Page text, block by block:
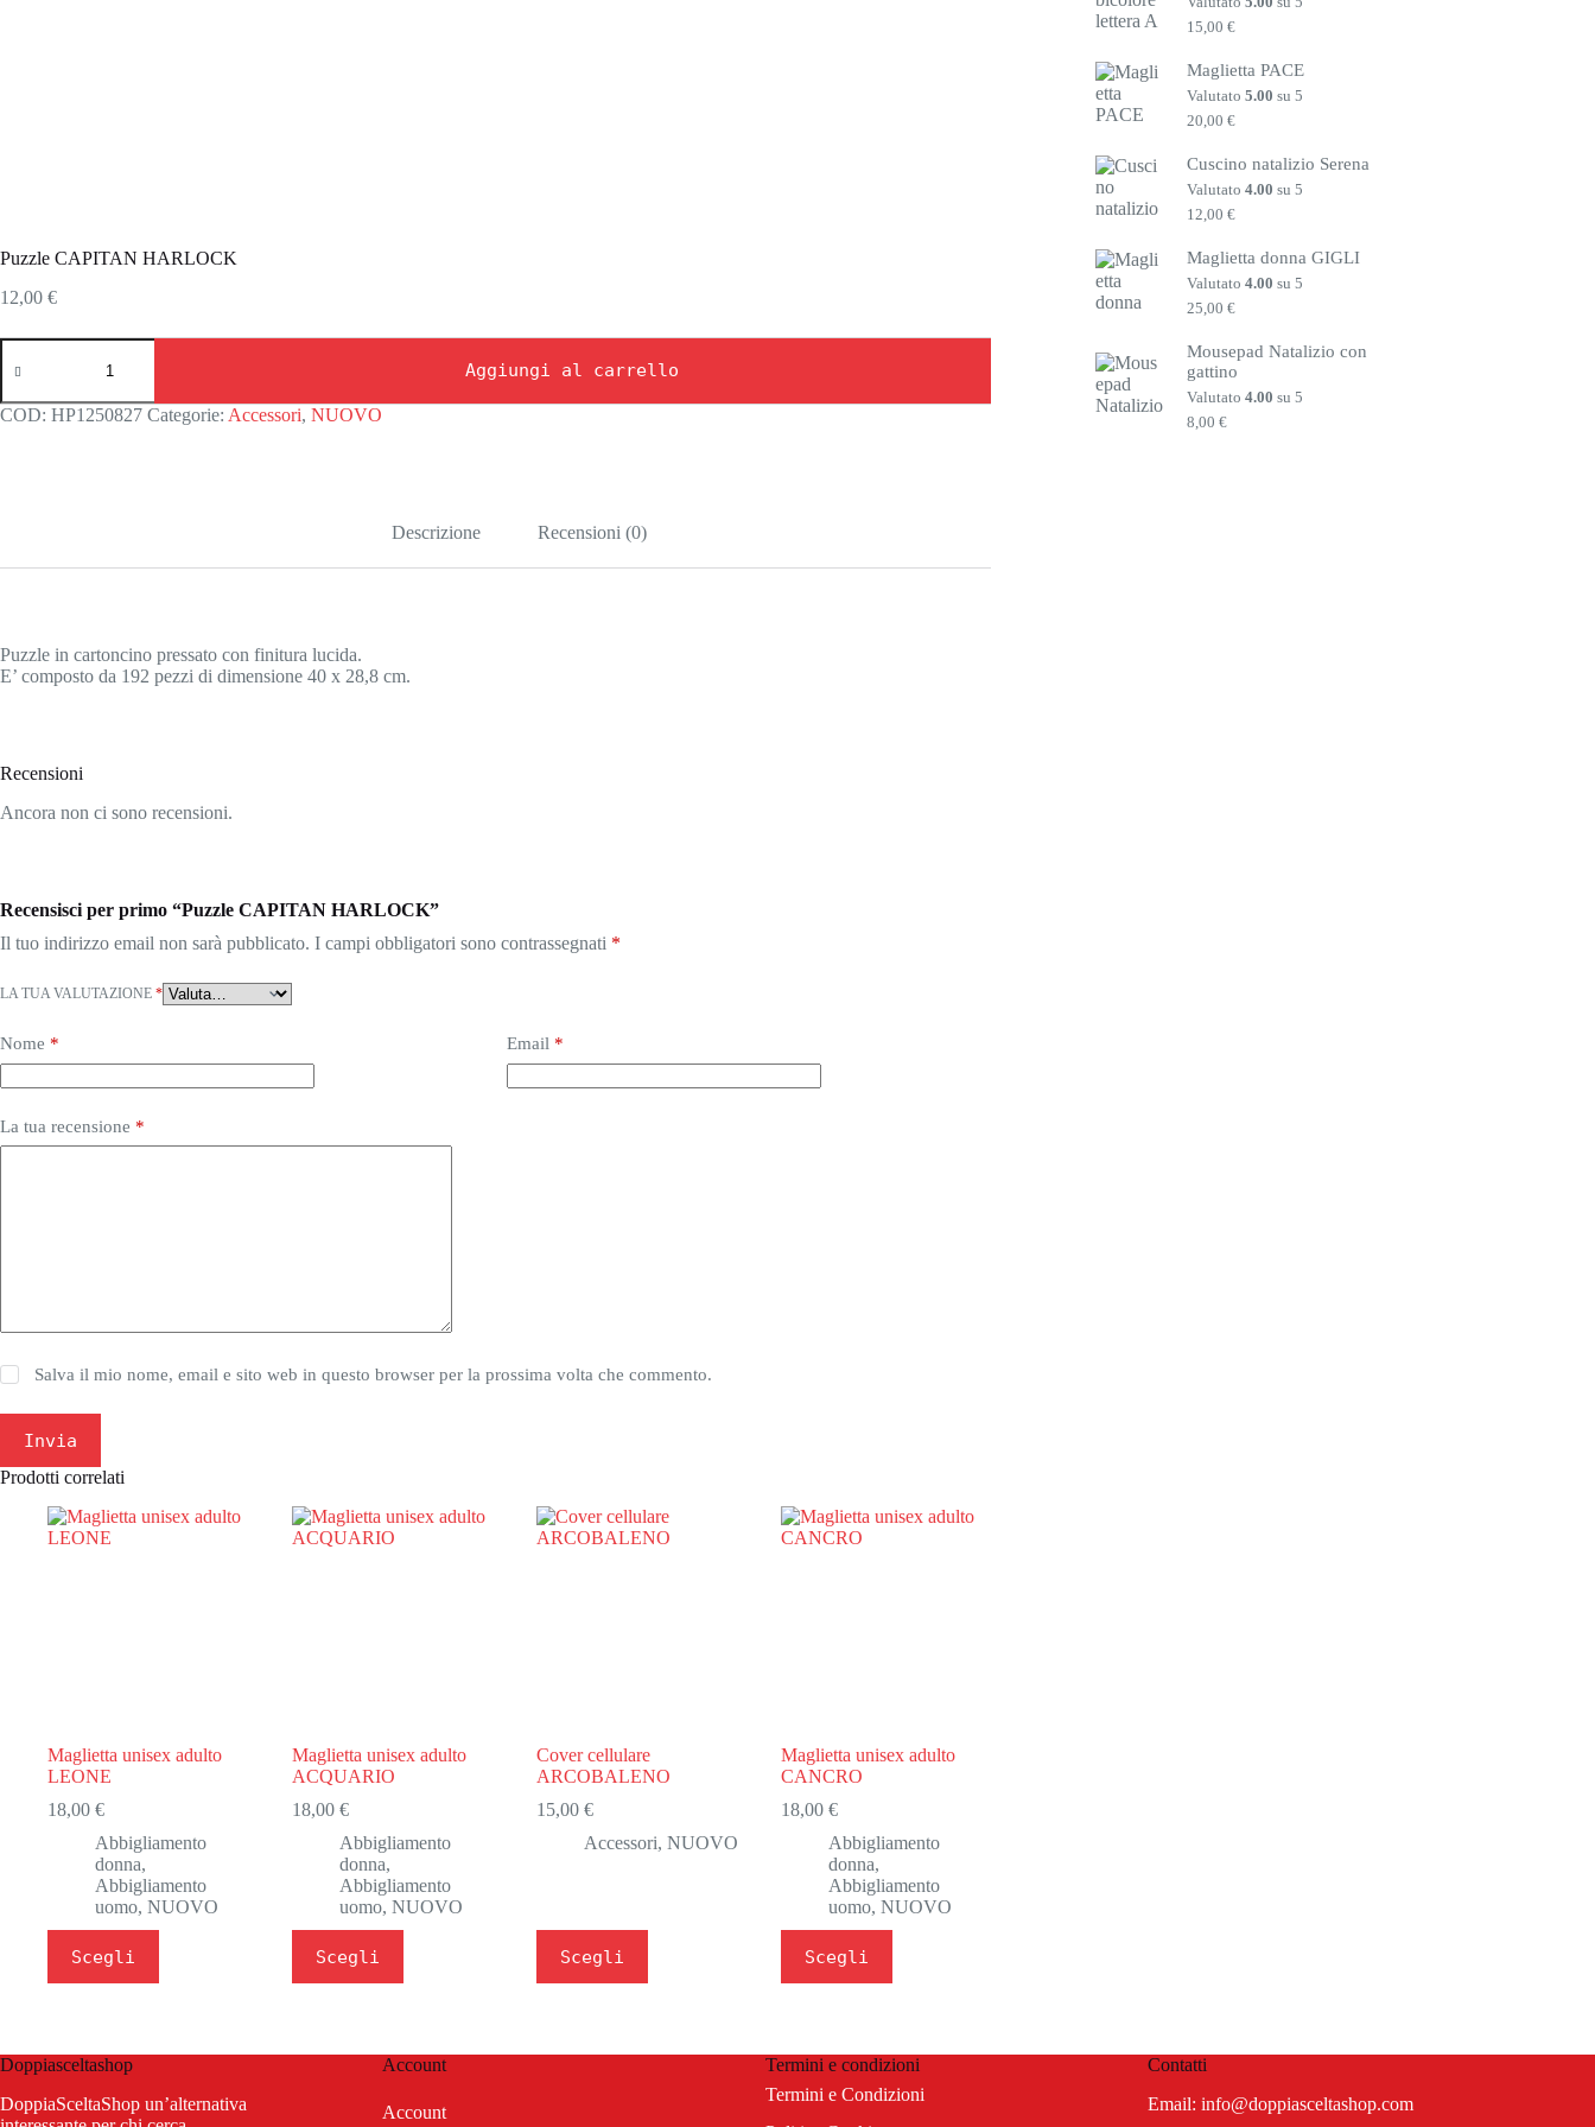
Puzzle CAPITAN HARLOCK
12,00 €
Puzzle
CAPITAN
quantità
Aggiungi al carrello
COD: HP1250827 Categorie: Accessori, NUOVO
Descrizione Recensioni (0)
Puzzle in cartoncino pressato con finitura lucida.
E’ composto da 192 pezzi di dimensione 40 x 28,8 cm.
Recensioni
Ancora non ci sono recensioni.
Recensisci per primo “Puzzle CAPITAN HARLOCK”
Il tuo indirizzo email non sarà pubblicato. I campi obbligatori sono contrassegnati *
LA TUA VALUTAZIONE *
Nome * Email *
La tua recensione *
Salva il mio nome, email e sito web in questo browser per la prossima volta che commento.
Invia
Prodotti correlati
Maglietta unisex adulto
LEONE
18,00 €
Abbigliamento
donna,
Abbigliamento
uomo, NUOVO
Scegli
prodotto
ha
opzioni
essere
Maglietta unisex adulto
ACQUARIO
18,00€
Abbigliamento
donna,
Abbigliamento
uomo,NUOVO
Scegli
prodotto
ha
Cover cellulare
ARCOBALENO
15,00€
Accessori,NUOVO
Scegli
prodotto
ha
Maglietta unisex adulto
CANCRO
18,00€
Abbigliamento
donna,
Abbigliamento
uomo,NUOVO
Scegli
prodotto
ha
opzioni
possono
15,00€
Maglietta PACE
Valutato5.00 su 5
20,00€
Cuscino natalizio Serena
Valutato4.00 su 5
12,00€
Maglietta donna GIGLI
Valutato4.00 su 5
25,00€
Mousepad Natalizio con
gattino
Valutato4.00 su 5
8,00€
Doppiasceltashop
DoppiaSceltaShop un’alternativa
Account
Account
Termini e condizioni
Termini e Condizioni
Contatti
Email:info@doppiasceltashop.com